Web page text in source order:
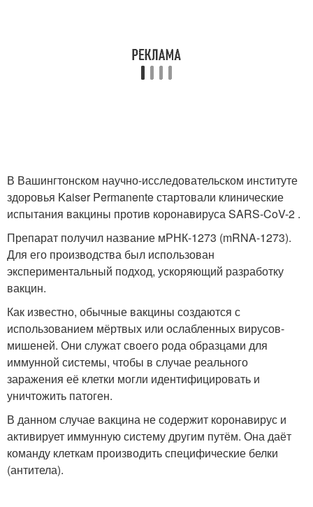
В Вашингтонском научно-исследовательском институте
здоровья Kaiser Permanente стартовали клинические
испытания вакцины против коронавируса SARS-CoV-2 .
Препарат получил название мРНК-1273 (mRNA-1273).
Для его производства был использован
экспериментальный подход, ускоряющий разработку
вакцин.
Как известно, обычные вакцины создаются с
использованием мёртвых или ослабленных вирусов-
мишеней. Они служат своего рода образцами для
иммунной системы, чтобы в случае реального
заражения её клетки могли идентифицировать и
уничтожить патоген.
В данном случае вакцина не содержит коронавирус и
активирует иммунную систему другим путём. Она даёт
команду клеткам производить специфические белки
(антитела).